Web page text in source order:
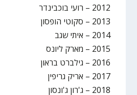
2012 – רועי בוכבינדר
2013 – סקוטי הופסון
2014 – איתי שגב
2015 – מארק ליונס
2016 – גילברט בראון
2017 – אריק גריפין
2018 – ג'רון ג'ונסון